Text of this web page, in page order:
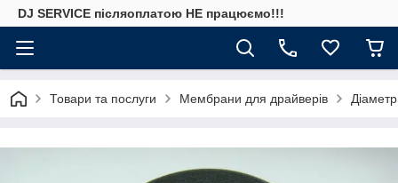
DJ SERVICE пiсляоплатою НЕ працюємо!!!
Товари та послуги Мембрани для драйверів